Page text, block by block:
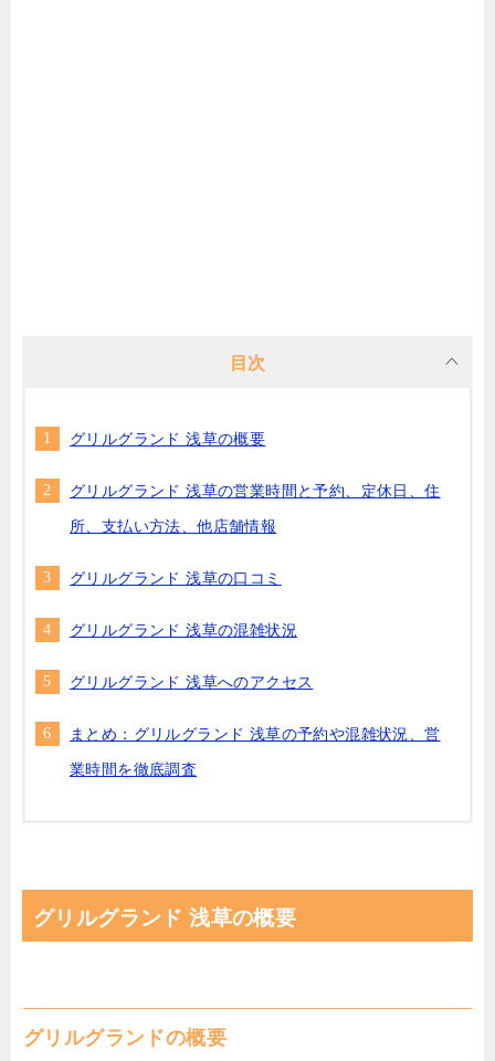
目次
グリルグランド 浅草の概要
グリルグランド 浅草の営業時間と予約、定休日、住
所、支払い方法、他店舗情報
グリルグランド 浅草の口コミ
グリルグランド 浅草の混雑状況
グリルグランド 浅草へのアクセス
まとめ：グリルグランド 浅草の予約や混雑状況、営
業時間を徹底調査
グリルグランド 浅草の概要
グリルグランドの概要